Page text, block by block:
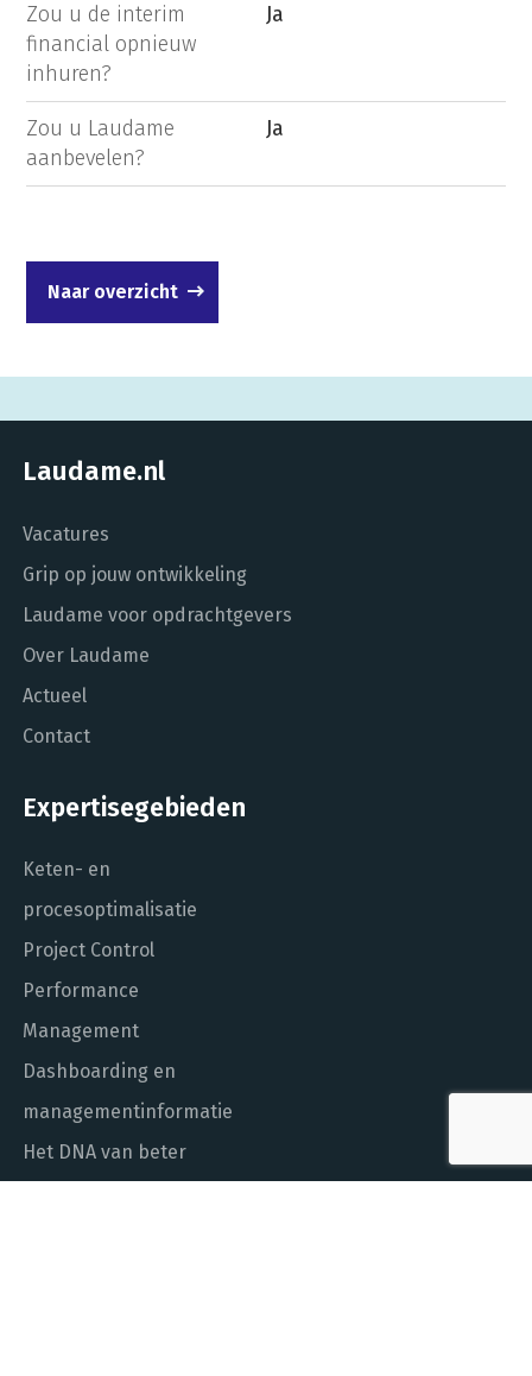
Zou u de interim
financial opnieuw
inhuren?
Ja
Zou u Laudame
aanbevelen?
Ja
Naar overzicht
Laudame.nl
Vacatures
Grip op jouw ontwikkeling
Laudame voor opdrachtgevers
Over Laudame
Actueel
Contact
Expertisegebieden
Keten- en
procesoptimalisatie
Project Control
Performance
Management
Dashboarding en
managementinformatie
Het DNA van beter